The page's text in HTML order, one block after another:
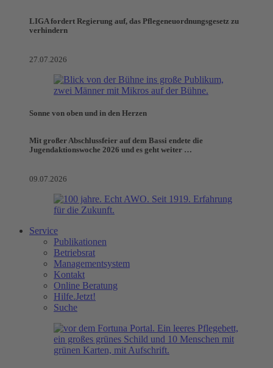
LIGA fordert Regierung auf, das Pflegeneuordnungsgesetz zu
verhindern
27.07.2026
Sonne von oben und in den Herzen
Mit großer Abschlussfeier auf dem Bassi endete die
Jugendaktionswoche 2026 und es geht weiter …
09.07.2026
Service
Publikationen
Betriebsrat
Managementsystem
Kontakt
Online Beratung
Hilfe.Jetzt!
Suche